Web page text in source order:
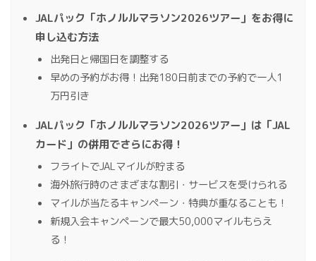
JALパック「ホノルルマラソン2026ツアー」をお得に
申し込む方法
出発日と帰国日を調整する
早めの予約がお得！出発180日前までの予約で一人1
万円引き
JALパック「ホノルルマラソン2026ツアー」は「JAL
カード」の併用でさらにお得！
フライトでJALマイルが貯まる
海外旅行時のさまざまな割引・サービスを受けられる
マイルが当たるキャンペーン・特典が重なることも！
新規入会キャンペーンで最大50,000マイルもらえ
る！